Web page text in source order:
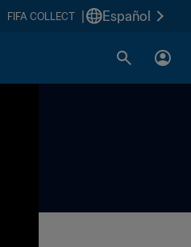
FIFA COLLECT Español